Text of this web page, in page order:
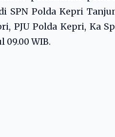
SPN Polda Kepri
PJU Polda Kepri, Ka
09.00 WIB.